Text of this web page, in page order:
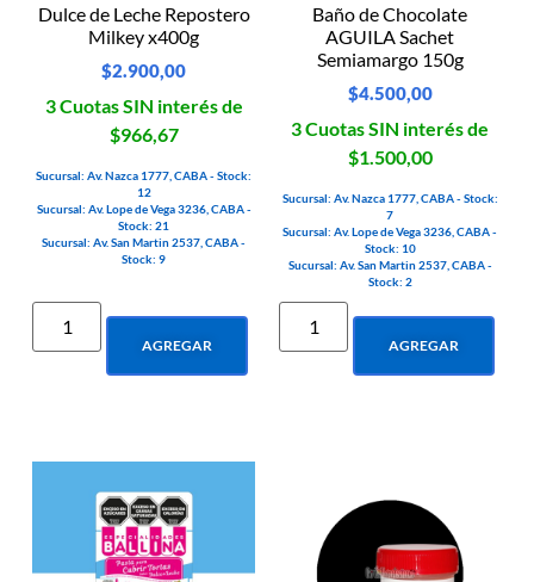
Dulce de Leche Repostero
Milkey x400g
$2.900,00
3 Cuotas SIN interés de
$966,67
Sucursal: Av. Nazca 1777, CABA - Stock:
12
Sucursal: Av. Lope de Vega 3236, CABA -
Stock: 21
Sucursal: Av. San Martin 2537, CABA -
Stock: 9
AGREGAR
Baño de Chocolate
AGUILA Sachet
Semiamargo 150g
$4.500,00
3 Cuotas SIN interés de
$1.500,00
Sucursal: Av. Nazca 1777, CABA - Stock:
7
Sucursal: Av. Lope de Vega 3236, CABA -
Stock: 10
Sucursal: Av. San Martin 2537, CABA -
Stock: 2
AGREGAR